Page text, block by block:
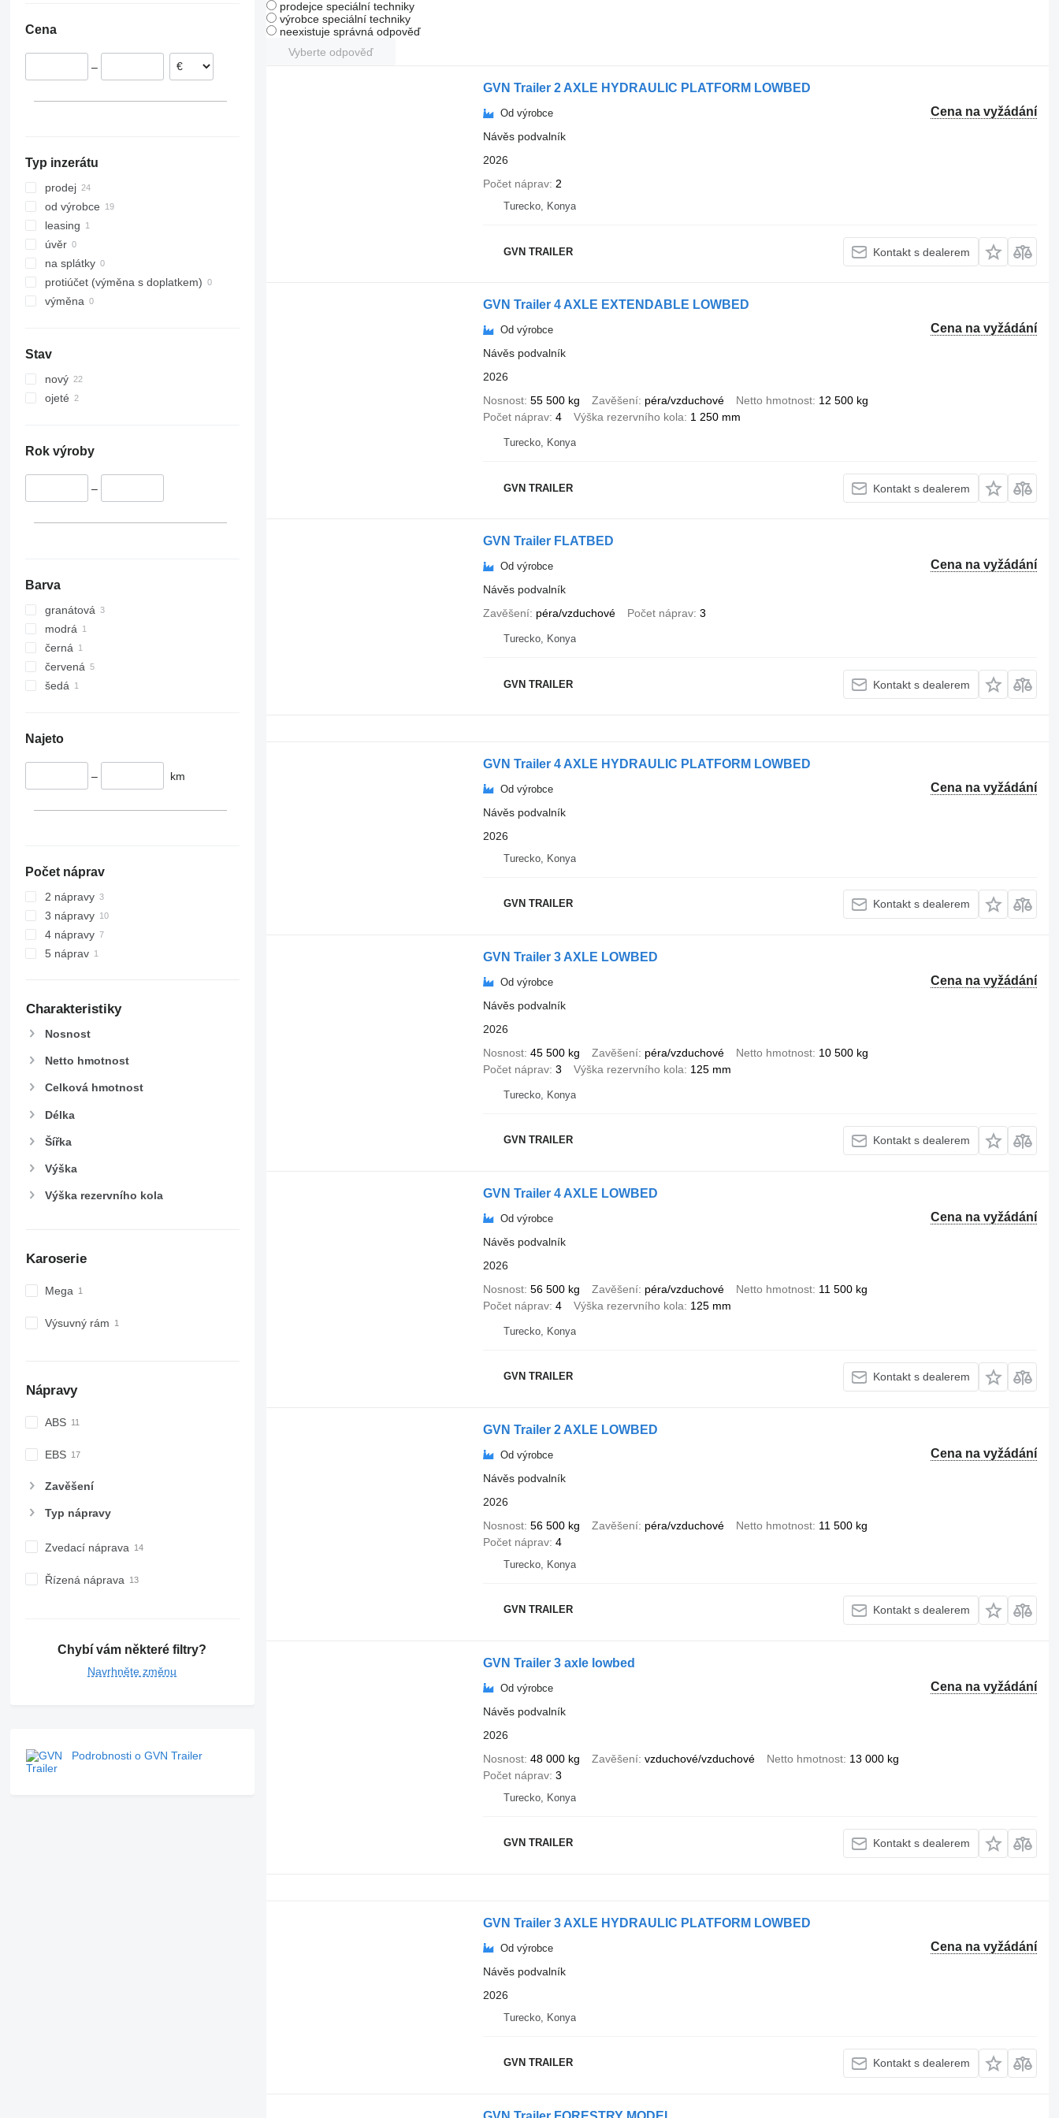
Cena
–
Typ inzerátu
prodej
od výrobce
leasing
úvěr
na splátky
protiúčet (výměna s doplatkem)
výměna
Stav
nový
ojeté
Rok výroby
–
Barva
granátová
modrá
černá
červená
šedá
Najeto
– km
Počet náprav
2 nápravy
3 nápravy
4 nápravy
5 náprav
Charakteristiky
Nosnost
Netto hmotnost
Celková hmotnost
Délka
Šířka
Výška
Výška rezervního kola
Karoserie
Mega
Výsuvný rám
Nápravy
ABS
EBS
Zavěšení
Typ nápravy
Zvedací náprava
Řízená náprava
Chybí vám některé filtry?
Navrhněte změnu
Podrobnosti o GVN Trailer
prodejce speciální techniky
výrobce speciální techniky
neexistuje správná odpověď
Vyberte odpověď
GVN Trailer 2 AXLE HYDRAULIC PLATFORM LOWBED
Cena na vyžádání
Od výrobce
Návěs podvalník
2026
Počet náprav 2
Turecko, Konya
GVN TRAILER Kontakt s dealerem
GVN Trailer 4 AXLE EXTENDABLE LOWBED
Cena na vyžádání
Od výrobce
Návěs podvalník
2026
Nosnost 55 500 kg Zavěšení péra/vzduchové Netto hmotnost 12 500 kg
Počet náprav 4 Výška rezervního kola 1 250 mm
Turecko, Konya
GVN TRAILER Kontakt s dealerem
GVN Trailer FLATBED
Cena na vyžádání
Od výrobce
Návěs podvalník
Zavěšení péra/vzduchové Počet náprav 3
Turecko, Konya
GVN TRAILER Kontakt s dealerem
GVN Trailer 4 AXLE HYDRAULIC PLATFORM LOWBED
Cena na vyžádání
Od výrobce
Návěs podvalník
2026
Turecko, Konya
GVN TRAILER Kontakt s dealerem
GVN Trailer 3 AXLE LOWBED
Cena na vyžádání
Od výrobce
Návěs podvalník
2026
Nosnost 45 500 kg Zavěšení péra/vzduchové Netto hmotnost 10 500 kg
Počet náprav 3 Výška rezervního kola 125 mm
Turecko, Konya
GVN TRAILER Kontakt s dealerem
GVN Trailer 4 AXLE LOWBED
Cena na vyžádání
Od výrobce
Návěs podvalník
2026
Nosnost 56 500 kg Zavěšení péra/vzduchové Netto hmotnost 11 500 kg
Počet náprav 4 Výška rezervního kola 125 mm
Turecko, Konya
GVN TRAILER Kontakt s dealerem
GVN Trailer 2 AXLE LOWBED
Cena na vyžádání
Od výrobce
Návěs podvalník
2026
Nosnost 56 500 kg Zavěšení péra/vzduchové Netto hmotnost 11 500 kg
Počet náprav 4
Turecko, Konya
GVN TRAILER Kontakt s dealerem
GVN Trailer 3 axle lowbed
Cena na vyžádání
Od výrobce
Návěs podvalník
2026
Nosnost 48 000 kg Zavěšení vzduchové/vzduchové Netto hmotnost 13 000 kg
Počet náprav 3
Turecko, Konya
GVN TRAILER Kontakt s dealerem
GVN Trailer 3 AXLE HYDRAULIC PLATFORM LOWBED
Cena na vyžádání
Od výrobce
Návěs podvalník
2026
Turecko, Konya
GVN TRAILER Kontakt s dealerem